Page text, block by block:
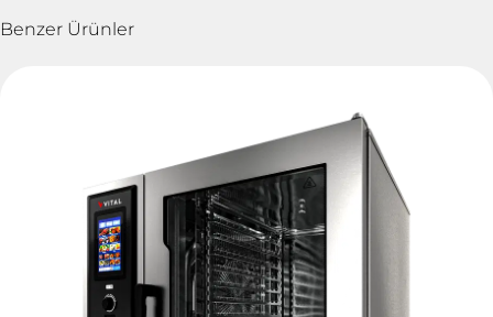
Benzer Ürünler